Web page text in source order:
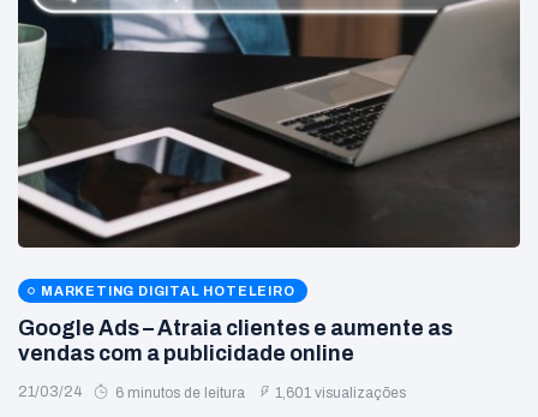
MARKETING DIGITAL HOTELEIRO
Google Ads – Atraia clientes e aumente as
vendas com a publicidade online
21/03/24 6 minutos de leitura 1,601 visualizações